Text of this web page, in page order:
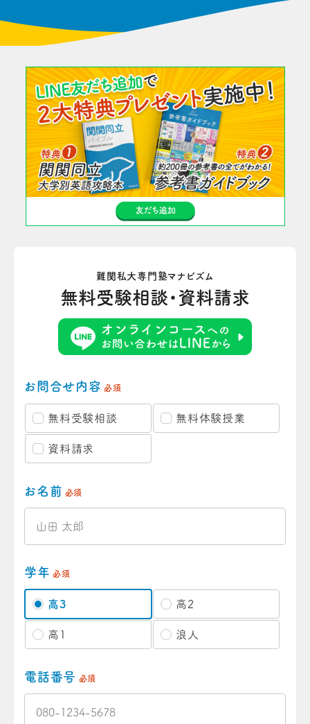
難関私大専門塾マナビズム
無料受験相談・資料請求
お問合せ内容 必須
無料受験相談 無料体験授業
資料請求
お名前 必須
学年 必須
高3 高2
高1 浪人
電話番号 必須